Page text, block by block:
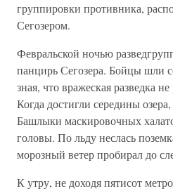
группировки противника,
Сегозером.
Февральской ночью
панцирь Сегозера. Бойцы шли
зная, что вражеская разведка
Когда достигли середины
Башлыки маскировочных
головы. По льду неслась
морозный ветер пробирал до
К утру, не доходя пятисот